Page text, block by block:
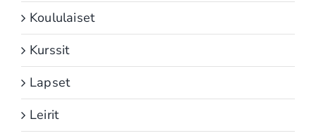
Koululaiset
Kurssit
Lapset
Leirit